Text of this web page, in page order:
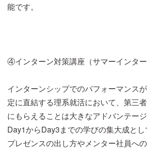
能です。
④インターン対策講座（サマーインター
インターンシップでのパフォーマンス
定に直結する理系就活において、第三
にもらえることは大きなアドバンテージ
Day1からDay3までの学びの集大成と
プレゼンスの出し方やメンター社員へ